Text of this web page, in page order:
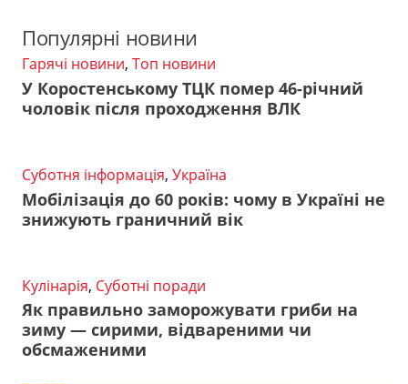
Популярні новини
Гарячі новини, Топ новини
У Коростенському ТЦК помер 46-річний
чоловік після проходження ВЛК
Суботня інформація, Україна
Мобілізація до 60 років: чому в Україні не
знижують граничний вік
Кулінарія, Суботні поради
Як правильно заморожувати гриби на
зиму — сирими, відвареними чи
обсмаженими